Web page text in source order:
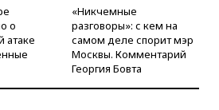
о
атаке
«Никчемные
разговоры»: с кем на
самом деле спорит мэр
Москвы. Комментарий
Георгия Бовта